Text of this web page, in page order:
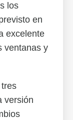
los
en
excelente
ventanas y
versión